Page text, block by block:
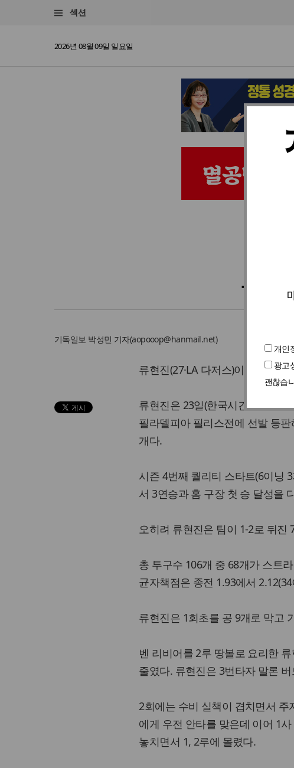
섹션
2026년 08월 09일 일요일
개인
광고
괜찮습
류현
기독일보 박성민 기자(aopooop@hanmail.net)
류현진(27·LA 다저스)이 호투에도
류현진은 23일(한국시간) 미국 캘
필라델피아 필리스전에 선발 등
개다.
시즌 4번째 퀄리티 스타트(6이닝
서 3연승과 홈 구장 첫 승 달성을
오히려 류현진은 팀이 1-2로 뒤진
총 투구수 106개 중 68개가 스트
균자책점은 종전 1.93에서
류현진은 1회초를 공 9개로 막고
벤 리비어를 2루 땅볼로 요리한
줄였다. 류현진은 3번타자 말론
2회에는 수비 실책이 겹치면서
에게 우전 안타를 맞은데 이어 1
놓치면서 1, 2루에 몰렸다.